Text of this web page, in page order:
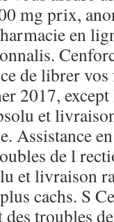
mg prix,
en
de librer
2017,
et
Assistance
de l
et livraison
cachs. S
troubles